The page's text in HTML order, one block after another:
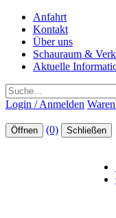
Anfahrt
Kontakt
Über uns
Schauraum &
Aktuelle
Suche
Login / Anmelden
Öffnen (0) Schließen